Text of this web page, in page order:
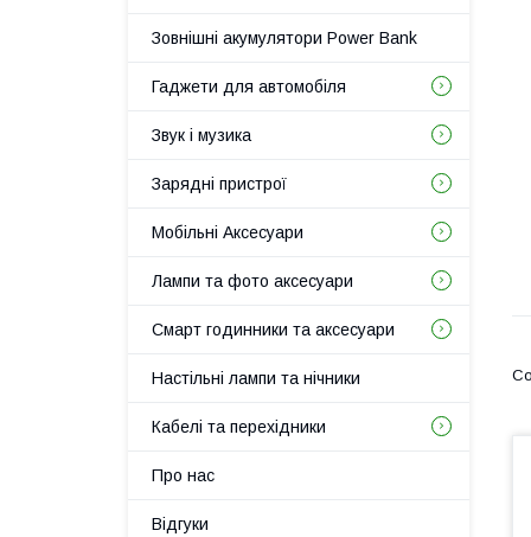
Зовнішні акумулятори Power Bank
Гаджети для автомобіля
Звук і музика
Зарядні пристрої
Мобільні Аксесуари
Лампи та фото аксесуари
Смарт годинники та аксесуари
Настільні лампи та нічники
Кабелі та перехідники
Про нас
Відгуки